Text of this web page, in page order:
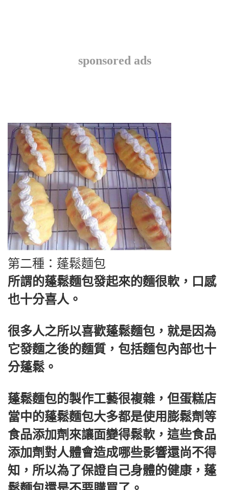
sponsored ads
第二種：蓬鬆麵包
所謂的蓬鬆麵包發起來的麵很軟，口感
也十分喜人。
很多人之所以喜歡蓬鬆麵包，就是因為
它發麵之後的麵質，包括麵包內部也十
分蓬鬆。
蓬鬆麵包的製作工藝很複雜，但蛋糕店
當中的蓬鬆麵包大多都是使用膨鬆劑等
食品添加劑來讓面變得鬆軟，這些食品
添加劑對人體會造成哪些影響還尚不得
知，所以為了保證自己身體的健康，蓬